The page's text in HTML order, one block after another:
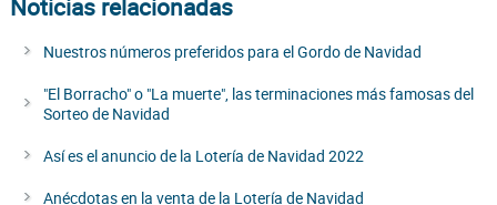
Noticias relacionadas
Nuestros números preferidos para el Gordo de Navidad
"El Borracho" o "La muerte", las terminaciones más famosas del
Sorteo de Navidad
Así es el anuncio de la Lotería de Navidad 2022
Anécdotas en la venta de la Lotería de Navidad